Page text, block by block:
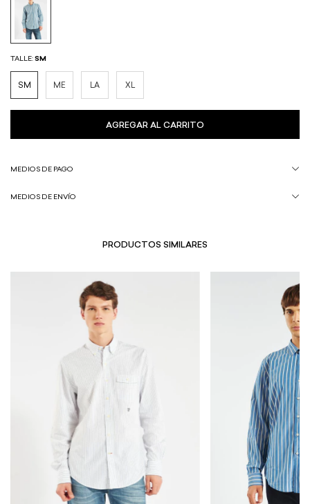
TALLE:SM
SM ME LA XL
MEDIOS DE PAGO
MEDIOS DE ENVÍO
PRODUCTOS SIMILARES